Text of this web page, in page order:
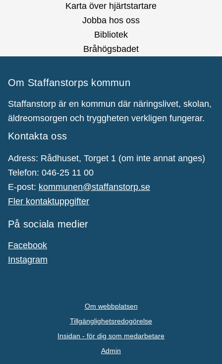
Karta över hjärtstartare
Jobba hos oss
Bibliotek
Bråhögsbadet
Om Staffanstorps kommun
Staffanstorp är en kommun där näringslivet, skolan,
äldreomsorgen och tryggheten verkligen fungerar.
Kontakta oss
Adress: Rådhuset, Torget 1 (om inte annat anges)
Telefon: 046-25 11 00
E-post: kommunen@staffanstorp.se
Fler kontaktuppgifter
På sociala medier
Facebook
Instagram
Om webbplatsen
Tillgänglighetsredogörelse
Insidan - för dig som medarbetare
Admin